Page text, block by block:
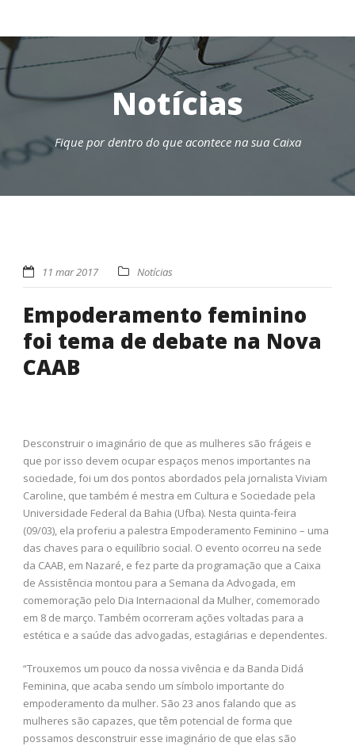
Notícias
Fique por dentro do que acontece na sua Caixa
11 mar 2017 Notícias
Empoderamento feminino
foi tema de debate na Nova
CAAB
Desconstruir o imaginário de que as mulheres são frágeis e
que por isso devem ocupar espaços menos importantes na
sociedade, foi um dos pontos abordados pela jornalista Viviam
Caroline, que também é mestra em Cultura e Sociedade pela
Universidade Federal da Bahia (Ufba). Nesta quinta-feira
(09/03), ela proferiu a palestra Empoderamento Feminino – uma
das chaves para o equilíbrio social. O evento ocorreu na sede
da CAAB, em Nazaré, e fez parte da programação que a Caixa
de Assistência montou para a Semana da Advogada, em
comemoração pelo Dia Internacional da Mulher, comemorado
em 8 de março. Também ocorreram ações voltadas para a
estética e a saúde das advogadas, estagiárias e dependentes.
“Trouxemos um pouco da nossa vivência e da Banda Didá
Feminina, que acaba sendo um símbolo importante do
empoderamento da mulher. São 23 anos falando que as
mulheres são capazes, que têm potencial de forma que
possamos desconstruir esse imaginário de que elas são